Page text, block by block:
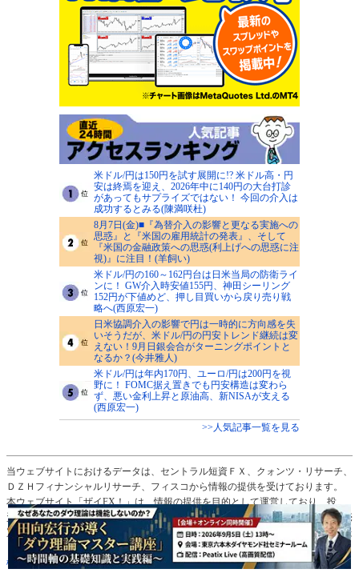
米ドル/円は150円を試す展開に!? 米ドル高・円
安は終焉を迎え、2026年中に140円の大台打診
があってもサプライズではない！ 今回の介入は
成功するとみる(陳満咲杜)
8月7日(金)■『為替介入の影響と更なる実施への
思惑』と『米国の雇用統計の発表』、そして
『米国の金融政策への思惑(利上げへの思惑に注
視)』に注目！(羊飼い)
米ドル/円の160～162円台は日米当局の防衛ライ
ンに！ GW介入時安値155円、神田シーリング
152円が下値めど、押し目買いから戻り売り戦
略へ(西原宏一)
日米協調介入の影響で円は一時的に方向感を失
いそうだが、米ドル/円の円安トレンド継続は変
えない！9月日銀会合がターニングポイントと
なるか？(今井雅人)
米ドル/円は年内170円、ユーロ/円は200円を視
野に！ FOMC据え置きでも円安構造は変わら
ず、悪い金利上昇と原油高、新NISAが支える
(西原宏一)
>>人気記事一覧を見る
当ウェブサイトにおけるデータは、セントラル短資ＦＸ、クォンツ・リサーチ、
ＤＺＨフィナンシャルリサーチ、フィスコから情報の提供を受けております。
本ウェブサイト「ザイFX！」は、情報の提供を目的として運営しており、投
資、その他の行動を勧誘する目的では運営しておりません。通貨ペアの選択、売
買レートなど投資の最終決定は、お客様ご自身の判断でなさるようにお願いいた
します。さらに詳しいことは「免責事項」、「プライバシー・ポリシー、著作
権」のページをご確認ください。